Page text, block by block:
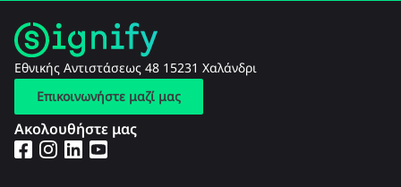
Εθνικής Αντιστάσεως 48 15231 Χαλάνδρι
Επικοινωνήστε μαζί μας
Ακολουθήστε μας